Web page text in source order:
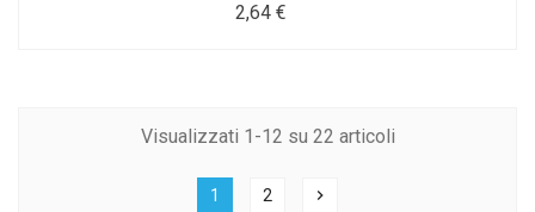
2,64 €
Visualizzati 1-12 su 22 articoli
1 2 chevron_right